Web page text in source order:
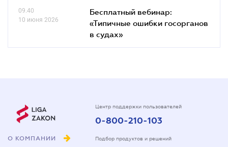
09.40
10 июня 2026
Бесплатный вебинар:
«Типичные ошибки госорганов
в судах»
О КОМПАНИИ
Центр поддержки пользователей
0-800-210-103
Подбор продуктов и решений